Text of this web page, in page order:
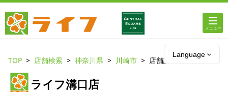
Language
店舗・チラシ情報
TOP 店舗検索 神奈川県 川崎市 店舗詳細
ライフ溝口店